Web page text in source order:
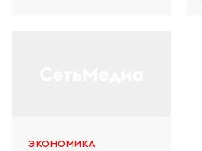
ЭКОНОМИКА